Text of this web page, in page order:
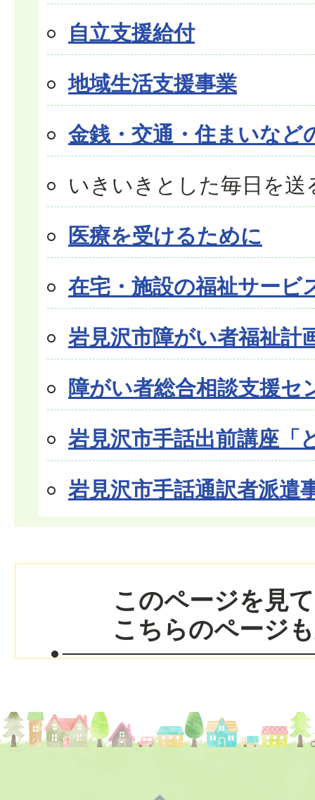
自立支援給付
地域生活支援事業
金銭・交通・住まいなど
いきいきとした毎日を送
医療を受けるために
在宅・施設の福祉サービ
岩見沢市障がい者福祉計
障がい者総合相談支援セ
岩見沢市手話出前講座「
岩見沢市手話通訳者派遣
このページを見
こちらのページ